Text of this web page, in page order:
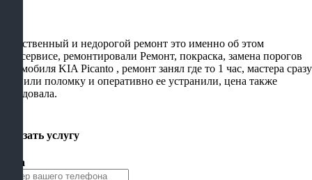
Качественный и недорогой ремонт это именно об этом
автосервисе, ремонтировали Ремонт, покраска, замена порогов
автомобиля KIA Picanto , ремонт занял где то 1 час, мастера сразу
выявили поломку и оперативно ее устранили, цена также
порадовала.
Заказать услугу
Цена